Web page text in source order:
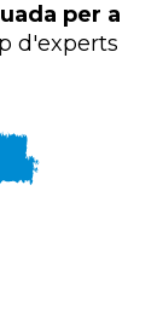
per a
d'experts